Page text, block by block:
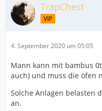
TrapChest
VIP
4. September 2020 um 05:05
Mann kann mit bambus
auch) und muss die öfen
Solche Anlagen belasten
an.